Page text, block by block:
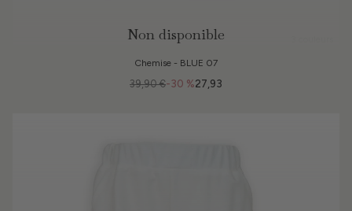
Non disponible
Chemise - BLUE 07
-30 %
39,90 € 27,93